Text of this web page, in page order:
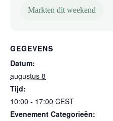
Markten dit weekend
GEGEVENS
Datum:
augustus 8
Tijd:
10:00 - 17:00 CEST
Evenement Categorieën: